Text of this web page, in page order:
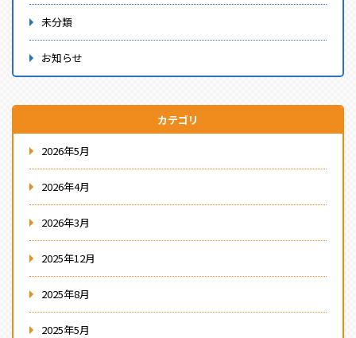
未分類
お知らせ
カテゴリ
2026年5月
2026年4月
2026年3月
2025年12月
2025年8月
2025年5月